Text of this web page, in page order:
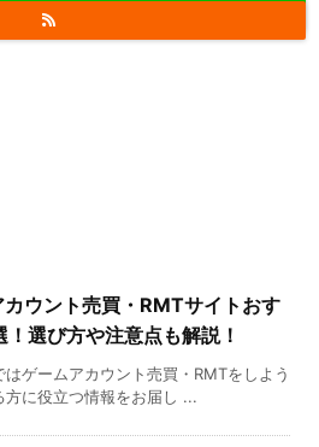
ウント売買・RMTサイトおす
選び方や注意点も解説！
はゲームアカウント売買・RMTをしよう
方に役立つ情報をお届し ...